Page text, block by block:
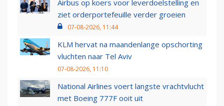
Airbus op koers voor leverdoelstelling en
ziet orderportefeuille verder groeien
07-08-2026, 11:44
KLM hervat na maandenlange opschorting
vluchten naar Tel Aviv
07-08-2026, 11:10
National Airlines voert langste vrachtvlucht
met Boeing 777F ooit uit